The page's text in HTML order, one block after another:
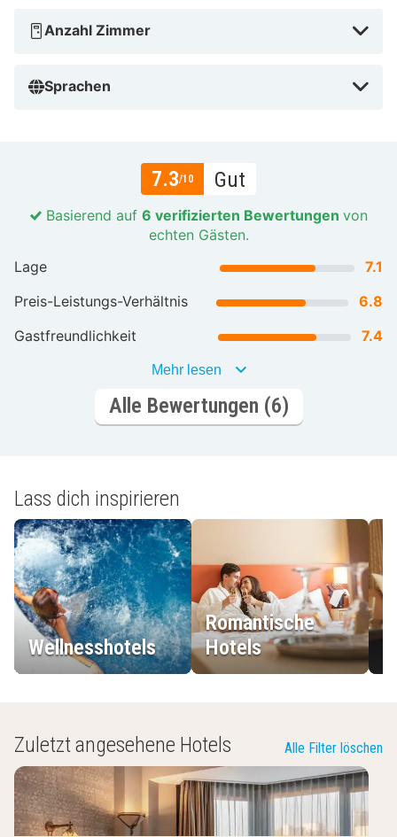
Anzahl Zimmer
Sprachen
7.3/10 Gut
Basierend auf 6 verifizierten Bewertungen von
echten Gästen.
Lage
7.1
Preis-Leistungs-Verhältnis
6.8
Gastfreundlichkeit
7.4
Mehr lesen
Alle Bewertungen (6)
Lass dich inspirieren
Wellnesshotels
Romantische
Hotels
Zuletzt angesehene Hotels Alle Filter löschen